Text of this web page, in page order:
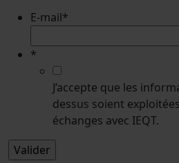
E-mail*
*
J’accepte que les
dessus soient
échanges avec IEQT.